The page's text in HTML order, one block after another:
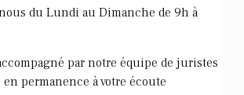
du Lundi au Dimanche de 9h à
par notre équipe de juristes
permanence à votre écoute